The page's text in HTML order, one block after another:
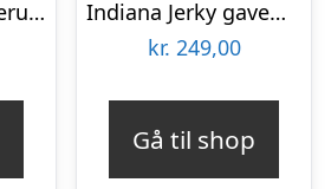
Kølende Massageruller
Indiana Jerky gaveæske
kr. 249,00
Gå til shop